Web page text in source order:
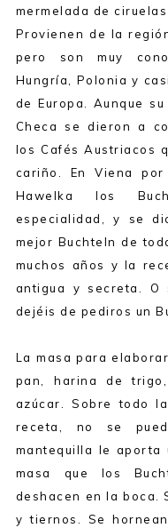
mermelada de ciruelas
Provienen de la
pero son muy
Hungría, Polonia y
de Europa. Aunque
Checa se dieron a
los Cafés Austriacos
cariño. En Viena
Hawelka los
especialidad, y se
mejor Buchteln de
muchos años y la
antigua y secreta.
dejéis de pediros un
La masa para
pan, harina de
azúcar. Sobre todo
receta, no se
mantequilla le aporta
masa que los
deshacen en la boca.
y tiernos. Se